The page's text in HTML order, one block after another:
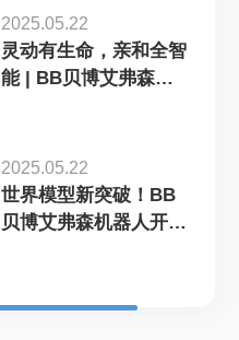
2025.05.22
灵动有生命，亲和全智
能 | BB贝博艾弗森灵
2025.05.22
世界模型新突破！BB
贝博艾弗森机器人开源